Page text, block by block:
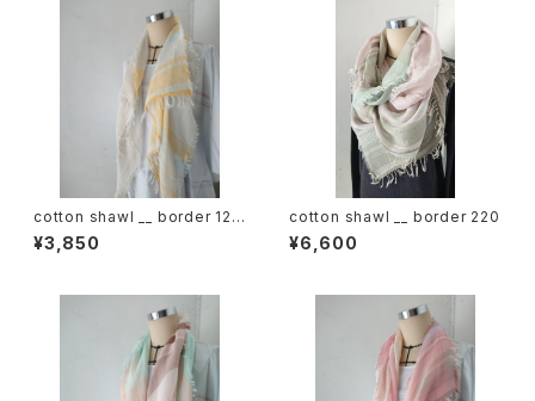
cotton shawl __ border 120
蒲公英w
¥3,850
cotton shawl __ border 220
¥6,600